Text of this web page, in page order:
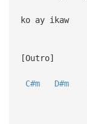
ko ay ikaw
[Outro]
C#m D#m